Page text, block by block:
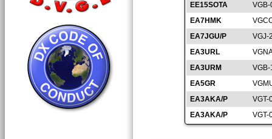
EE15SOTA
EA7HMK
EA7JGU/P
VGJ-
EA3URL
EA3URM
EA5GR
EA3AKA/P
VGT-
EA3AKA/P
VGT-